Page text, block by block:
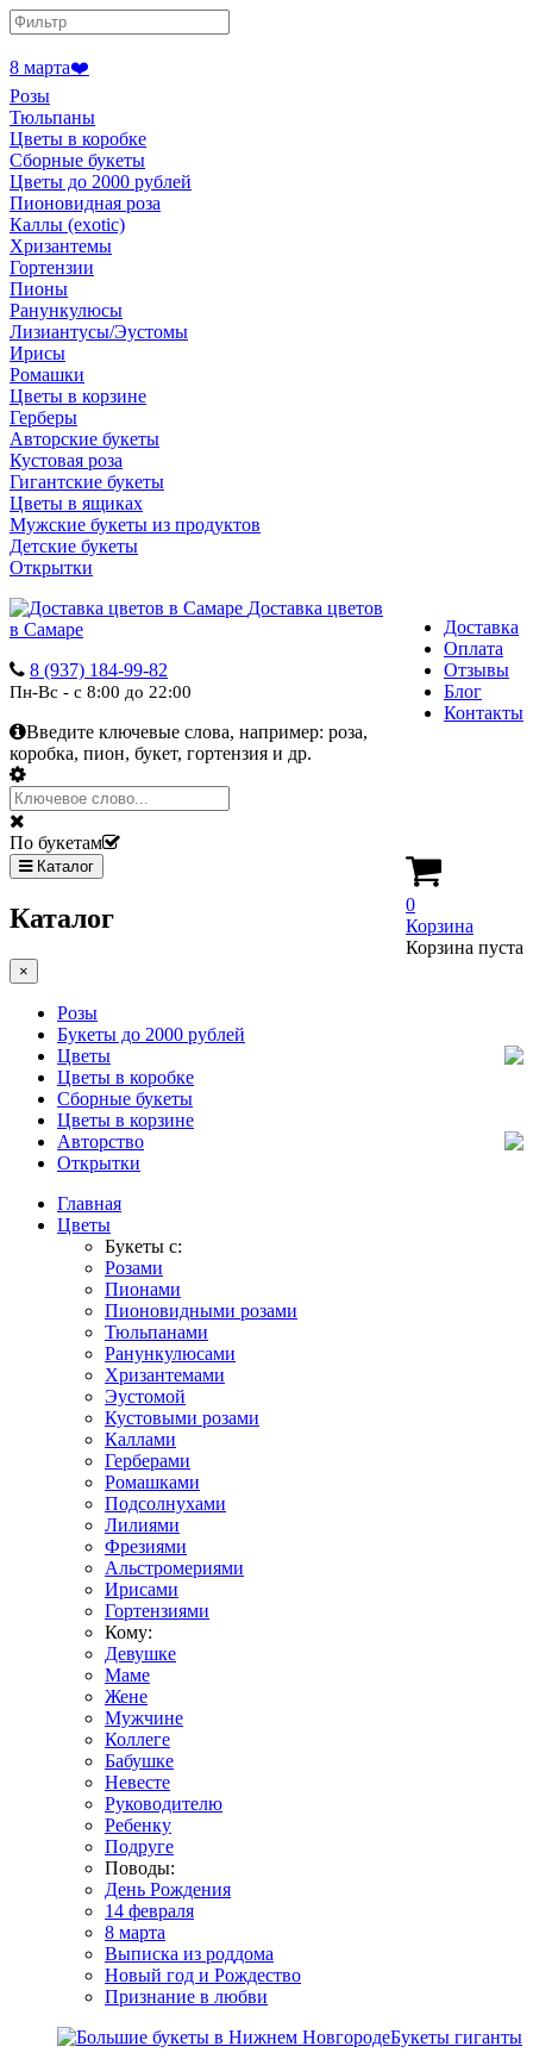
8 марта❤️
Розы
Тюльпаны
Цветы в коробке
Сборные букеты
Цветы до 2000 рублей
Пионовидная роза
Каллы (exotic)
Хризантемы
Гортензии
Пионы
Ранункулюсы
Лизиантусы/Эустомы
Ирисы
Ромашки
Цветы в корзине
Герберы
Авторские букеты
Кустовая роза
Гигантские букеты
Цветы в ящиках
Мужские букеты из продуктов
Детские букеты
Открытки
Доставка
Оплата
Отзывы
Блог
Контакты
Доставка цветов
в Самаре
8 (937) 184-99-82
Пн-Вс - с 8:00 до 22:00
Введите ключевые слова, например: роза,
коробка, пион, букет, гортензия и др.
По букетам
0
Корзина
Корзина пуста
Каталог
Каталог
×
Розы
Букеты до 2000 рублей
Цветы
Цветы в коробке
Сборные букеты
Цветы в корзине
Авторство
Открытки
Главная
Цветы
Букеты с:
Розами
Пионами
Пионовидными розами
Тюльпанами
Ранункулюсами
Хризантемами
Эустомой
Кустовыми розами
Каллами
Герберами
Ромашками
Подсолнухами
Лилиями
Фрезиями
Альстромериями
Ирисами
Гортензиями
Кому:
Девушке
Маме
Жене
Мужчине
Коллеге
Бабушке
Невесте
Руководителю
Ребенку
Подруге
Поводы:
День Рождения
14 февраля
8 марта
Выписка из роддома
Новый год и Рождество
Признание в любви
Букеты гиганты